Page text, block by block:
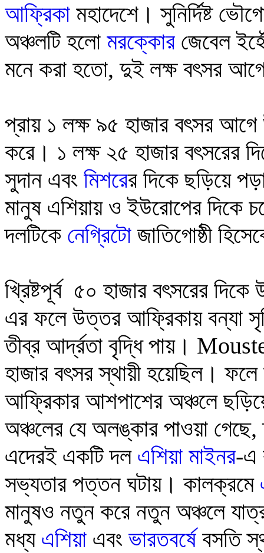
আফ্রিকা মহাদেশে । সুনির্দিষ্ট
অঞ্চলটি হলো মরক্কোর জেবেল
মনে করা হতো, দুই লক্ষ বৎসর
প্রায় ১ লক্ষ ৯৫ হাজার বৎসর
করে। ১ লক্ষ ২৫ হাজার বৎসরের
সুদান এবং মিশরের দিকে ছড়িয়ে
মানুষ এশিয়ায় ও ইউরোপের
দলটিকে নেগ্রিটো জাতিগোষ্ঠী
খ্রিষ্টপূর্ব ৫০ হাজার বৎসরের
এর ফলে উত্তর আফ্রিকায় বন্যা
তীব্র আর্দ্রতা বৃদ্ধি পায়।
হাজার বৎসর স্থায়ী হয়েছিল।
আফ্রিকার আশপাশের অঞ্চলে
অঞ্চলের যে অলঙ্কার পাওয়া গেছে,
এদেরই একটি দল এশিয়া মাইনর-এ
সভ্যতার পত্তন ঘটায়। কালক্রমে
মানুষও নতুন করে নতুন অঞ্চলে
মধ্য এশিয়া এবং ভারতবর্ষেবসতি